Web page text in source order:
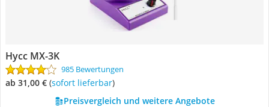
Hycc MX-3K
985 Bewertungen
ab 31,00 € ( Sofort lieferbar)
Preisvergleich und weitere Angebote